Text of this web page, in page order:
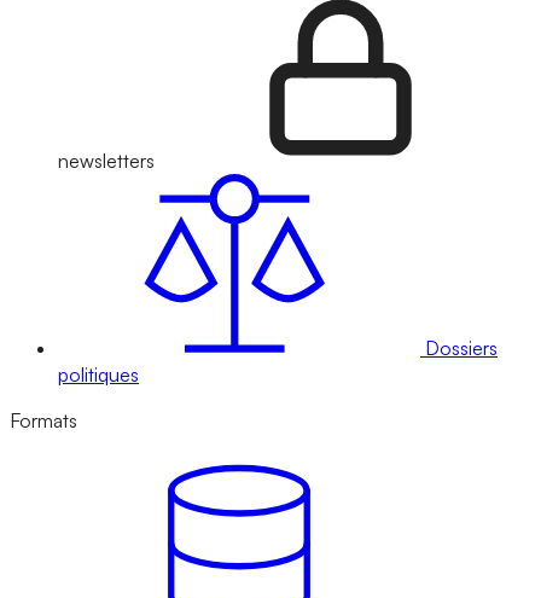
newsletters
Dossiers
politiques
Formats